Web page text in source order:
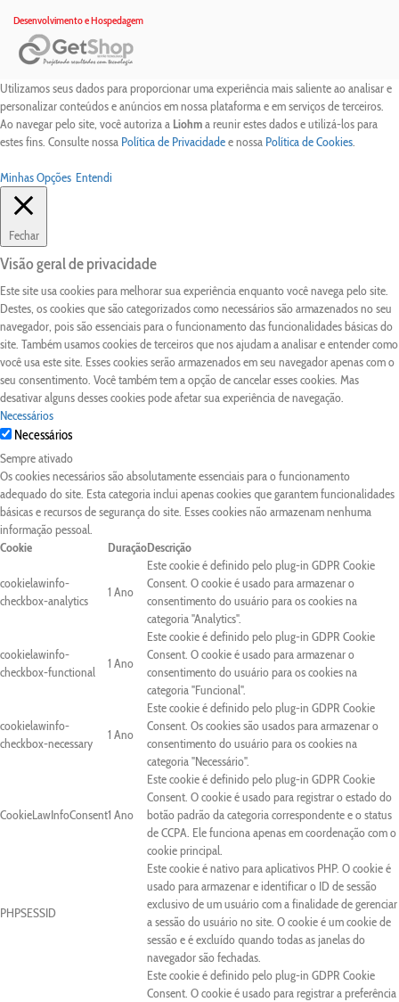
Desenvolvimento e Hospedagem
Utilizamos seus dados para proporcionar uma experiência mais saliente ao analisar e
personalizar conteúdos e anúncios em nossa plataforma e em serviços de terceiros.
Ao navegar pelo site, você autoriza a Liohma reunir estes dados e utilizá-los para
estes fins. Consulte nossa Política de Privacidadee nossa Política de Cookies.
Minhas Opções Entendi
Fechar
Visão geral de privacidade
Este site usa cookies para melhorar sua experiência enquanto você navega pelo site.
Destes, os cookies que são categorizados como necessários são armazenados no seu
navegador, pois são essenciais para o funcionamento das funcionalidades básicas do
site. Também usamos cookies de terceiros que nos ajudam a analisar e entender como
você usa este site. Esses cookies serão armazenados em seu navegador apenas com o
seu consentimento. Você também tem a opção de cancelar esses cookies. Mas
desativar alguns desses cookies pode afetar sua experiência de navegação.
Necessários
Necessários
Sempre ativado
Os cookies necessários são absolutamente essenciais para o funcionamento
adequado do site. Esta categoria inclui apenas cookies que garantem funcionalidades
básicas e recursos de segurança do site. Esses cookies não armazenam nenhuma
informação pessoal.
Cookie
DuraçãoDescrição
cookielawinfo-
checkbox-analytics
1 Ano
Este cookie é definido pelo plug-in GDPR Cookie
Consent. O cookie é usado para armazenar o
consentimento do usuário para os cookies na
categoria "Analytics".
cookielawinfo-
checkbox-functional
1 Ano
Este cookie é definido pelo plug-in GDPR Cookie
Consent. O cookie é usado para armazenar o
consentimento do usuário para os cookies na
categoria "Funcional".
cookielawinfo-
checkbox-necessary
1 Ano
Este cookie é definido pelo plug-in GDPR Cookie
Consent. Os cookies são usados para armazenar o
consentimento do usuário para os cookies na
categoria "Necessário".
CookieLawInfoConsent1 Ano
Este cookie é definido pelo plug-in GDPR Cookie
Consent. O cookie é usado para registrar o estado do
botão padrão da categoria correspondente e o status
de CCPA. Ele funciona apenas em coordenação com o
cookie principal.
PHPSESSID
Este cookie é nativo para aplicativos PHP. O cookie é
usado para armazenar e identificar o ID de sessão
exclusivo de um usuário com a finalidade de gerenciar
a sessão do usuário no site. O cookie é um cookie de
sessão e é excluído quando todas as janelas do
navegador são fechadas.
Este cookie é definido pelo plug-in GDPR Cookie
Consent. O cookie é usado para registrar a preferência